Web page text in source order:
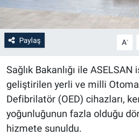
Paylaş A-
Sağlık Bakanlığı ile
geliştirilen yerli ve milli
Defibrilatör (OED) cihazları,
yoğunluğunun fazla olduğu
hizmete sunuldu.